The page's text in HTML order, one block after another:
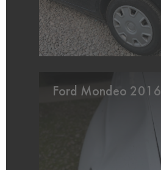
Ford Mondeo 2016